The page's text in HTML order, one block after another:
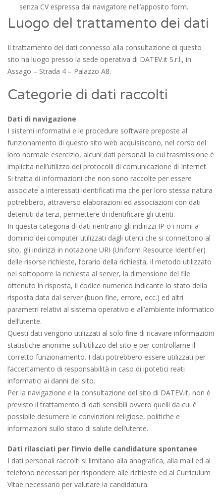
senza CV espressa dal navigatore nell’apposito form.
Luogo del trattamento dei dati
Il trattamento dei dati connesso alla consultazione di questo
sito ha luogo presso la sede operativa di DATEV.it S.r.l., in
Assago – Strada 4 – Palazzo A8.
Categorie di dati raccolti
Dati di navigazione
I sistemi informativi e le procedure software preposte al
funzionamento di questo sito web acquisiscono, nel corso del
loro normale esercizio, alcuni dati personali la cui trasmissione è
implicita nell’utilizzo dei protocolli di comunicazione di Internet.
Si tratta di informazioni che non sono raccolte per essere
associate a interessati identificati ma che per loro stessa natura
potrebbero, attraverso elaborazioni ed associazioni con dati
detenuti da terzi, permettere di identificare gli utenti.
In questa categoria di dati rientrano gli indirizzi IP o i nomi a
dominio dei computer utilizzati dagli utenti che si connettono al
sito, gli indirizzi in notazione URI (Uniform Resource Identifier)
delle risorse richieste, l’orario della richiesta, il metodo utilizzato
nel sottoporre la richiesta al server, la dimensione del file
ottenuto in risposta, il codice numerico indicante lo stato della
risposta data dal server (buon fine, errore, ecc.) ed altri
parametri relativi al sistema operativo e all’ambiente informatico
dell’utente.
Questi dati vengono utilizzati al solo fine di ricavare informazioni
statistiche anonime sull’utilizzo del sito e per controllarne il
corretto funzionamento. I dati potrebbero essere utilizzati per
l’accertamento di responsabilità in caso di ipotetici reati
informatici ai danni del sito.
Per la navigazione e la consultazione del sito di DATEV.it, non è
previsto il trattamento di dati sensibili ovvero quelli da cui è
possibile desumere le convinzioni religiose, politiche e
informazioni sullo stato di salute dell’utente.
Dati rilasciati per l’invio delle candidature spontanee
I dati personali raccolti si limitano alla anagrafica, alla mail ed al
telefono necessari per rispondere alle richieste ed al Curriculum
Vitae necessario per valutare la candidatura.